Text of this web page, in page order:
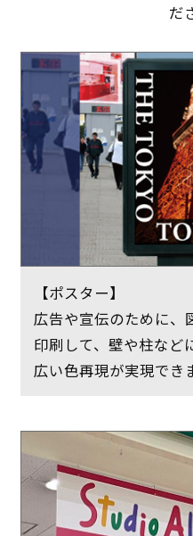
だ
【ポスター】
広告や宣伝のために、
印刷して、壁や柱など
広い色再現が実現でき